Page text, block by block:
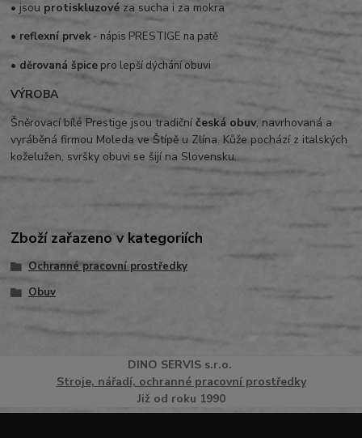
• jsou protiskluzové za sucha i za mokra
• reflexní prvek - nápis PRESTIGE na patě
• děrovaná špice pro lepší dýchání obuvi
VÝROBA
Šněrovací bílé Prestige jsou tradičníčeská obuv, navrhovaná a
vyráběná firmou Moleda ve Štípě u Zlína. Kůže pochází z italských
koželužen, svršky obuvi se šijí na Slovensku.
Zboží zařazeno v kategoriích
Ochranné pracovní prostředky
Obuv
DINO SERVISs.r.o.
Stroje, nářadí, ochranné pracovní prostředky
Již od roku 1990